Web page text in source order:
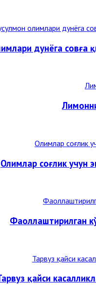
дунёга совға
Олимлар соғлик учун
Фаоллаштирилган
қайси